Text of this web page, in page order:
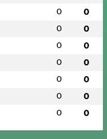
0 0
0 0
0 0
0 0
0 0
0 0
0 0